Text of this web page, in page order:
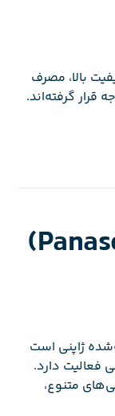
بالا، مصرف
قرار گرفته‌اند.
ژاپنی است
فعالیت دارد.
متنوع،